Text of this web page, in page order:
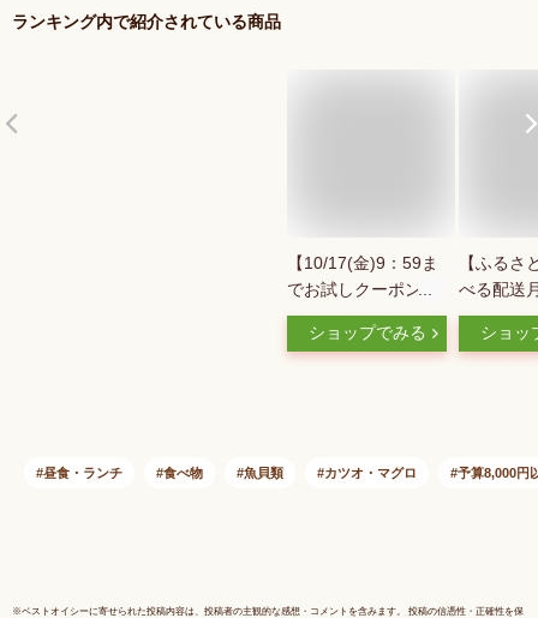
ランキング内で紹介されている商品
【10/17(金)9：59ま
でお試しクーポン
付】天然 マグロ 粗
挽き ネギトロ
円 4個購入1,400円
配送：冷凍】
ショップでみる
【ふるさ
べる配送
ロ まぐろ
釜港 本
し 冷凍食
ヤマコ武
ショッ
昼食・ランチ 食べ物 魚貝類 カツオ・マグロ 予算8,000円
※ベストオイシーに寄せられた投稿内容は、投稿者の主観的な感想・コメントを含みます。 投稿の信憑性・正確性を保